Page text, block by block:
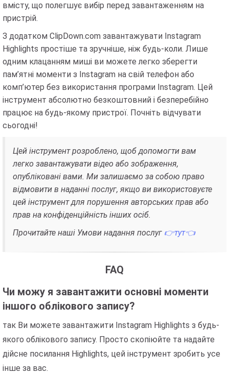
вмісту, що полегшує вибір перед завантаженням на
пристрій.
З додатком ClipDown.com завантажувати Instagram
Highlights простіше та зручніше, ніж будь-коли. Лише
одним клацанням миші ви можете легко зберегти
пам’ятні моменти з Instagram на свій телефон або
комп’ютер без використання програми Instagram. Цей
інструмент абсолютно безкоштовний і безперебійно
працює на будь-якому пристрої. Почніть відчувати
сьогодні!
Цей інструмент розроблено, щоб допомогти вам
легко завантажувати відео або зображення,
опубліковані вами. Ми залишаємо за собою право
відмовити в наданні послуг, якщо ви використовуєте
цей інструмент для порушення авторських прав або
прав на конфіденційність інших осіб.
Прочитайте наші Умови надання послуг 👉тут👈
FAQ
Чи можу я завантажити основні моменти
іншого облікового запису?
так Ви можете завантажити Instagram Highlights з будь-
якого облікового запису. Просто скопіюйте та надайте
дійсне посилання Highlights, цей інструмент зробить усе
інше за вас.